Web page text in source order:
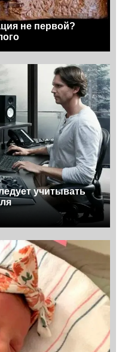
не первой?
учитывать